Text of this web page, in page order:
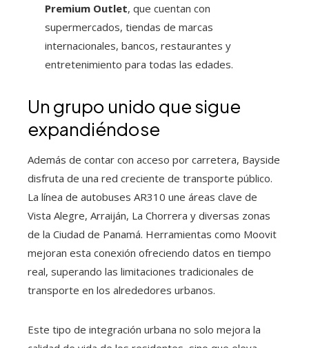
Premium Outlet, que cuentan con
supermercados, tiendas de marcas
internacionales, bancos, restaurantes y
entretenimiento para todas las edades.
Un grupo unido que sigue
expandiéndose
Además de contar con acceso por carretera, Bayside
disfruta de una red creciente de transporte público.
La línea de autobuses AR310 une áreas clave de
Vista Alegre, Arraiján, La Chorrera y diversas zonas
de la Ciudad de Panamá. Herramientas como Moovit
mejoran esta conexión ofreciendo datos en tiempo
real, superando las limitaciones tradicionales de
transporte en los alrededores urbanos.
Este tipo de integración urbana no solo mejora la